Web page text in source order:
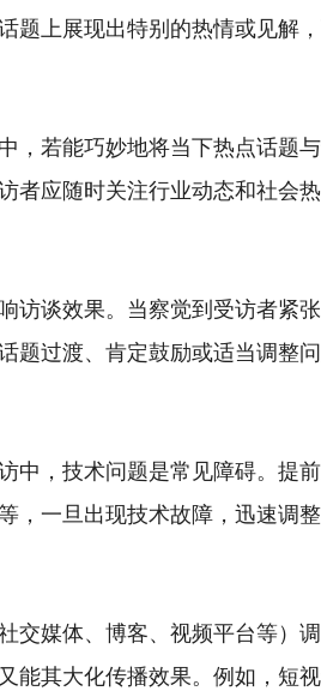
题上展现出特别的热情或见解
，若能巧妙地将当下热点话题
者应随时关注行业动态和社会
访谈效果。当察觉到受访者紧
题过渡、肯定鼓励或适当调整
中，技术问题是常见障碍。提
，一旦出现技术故障，迅速调
交媒体、博客、视频平台等）
能其大化传播效果。例如，短